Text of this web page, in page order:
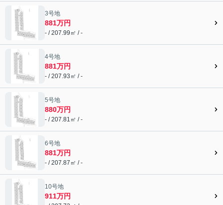
3号地
881万円
- / 207.99㎡ / -
4号地
881万円
- / 207.93㎡ / -
5号地
880万円
- / 207.81㎡ / -
6号地
881万円
- / 207.87㎡ / -
10号地
911万円